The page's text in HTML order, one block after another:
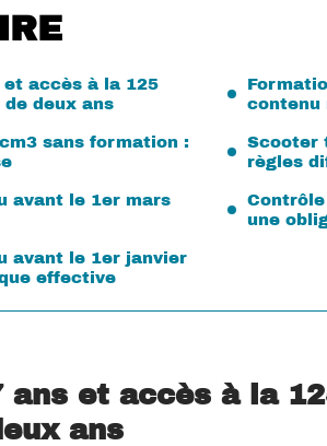
et accès à la 125
deux ans
sans formation :
avant le 1er mars
avant le 1er janvier
effective
contenu
Scooter
règles
une
ans et accès à la
ans